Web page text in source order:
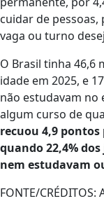
cuidar de pessoas,
vaga ou turno
O Brasil tinha 46,6
idade em 2025, e
não estudavam
algum curso de
recuou 4,9 pontos
quando 22,4%
nem estudavam
FONTE/CRÉDITOS: